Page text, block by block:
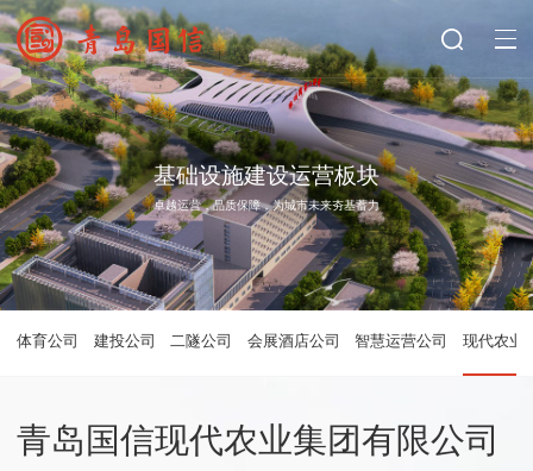
基础设施建设运营板块
卓越运营，品质保障，为城市未来夯基蓄力
体育公司 建投公司 二隧公司 会展酒店公司 智慧运营公司 现代农业
青岛国信现代农业集团有限公司